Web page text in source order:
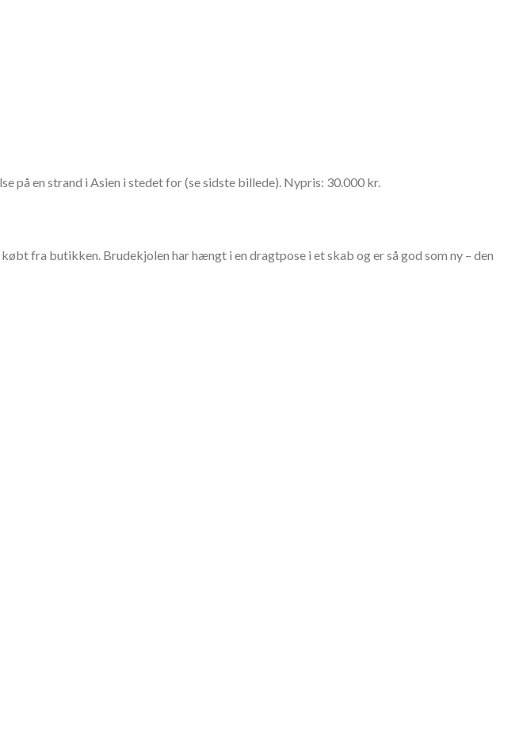
på en strand i Asien i stedet for (se sidste billede). Nypris: 30.000 kr.
fra butikken. Brudekjolen har hængt i en dragtpose i et skab og er så god som ny – den